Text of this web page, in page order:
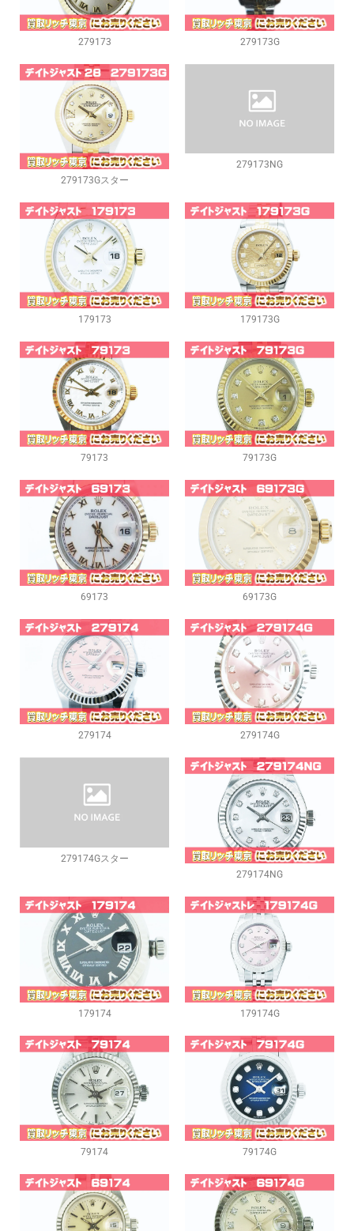
279173 279173G
279173Gスター
279173NG
179173 179173G
79173 79173G
69173 69173G
279174 279174G
279174Gスター
279174NG
179174 179174G
79174 79174G